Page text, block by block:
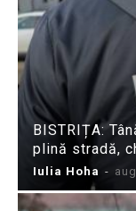
BISTRIȚA:
plină stradă,
Iulia Hoha -